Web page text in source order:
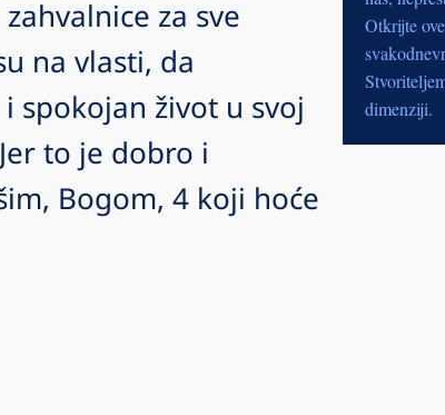
za sve
na vlasti, da
spokojan život u svoj
to je dobro i
Bogom, 4 koji hoće
Otkrijte
dimenziji.